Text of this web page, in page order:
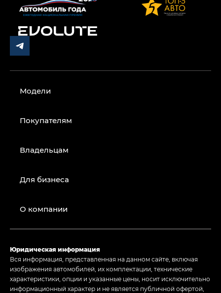
Модели
Покупателям
Владельцам
Для бизнеса
О компании
Юридическая информация
Вся информация, представленная на данном сайте, включая
изображения автомобилей, их комплектации, технические
характеристики, опции и указанные цены, носит исключительно
информационный характер и не является публичной офертой,